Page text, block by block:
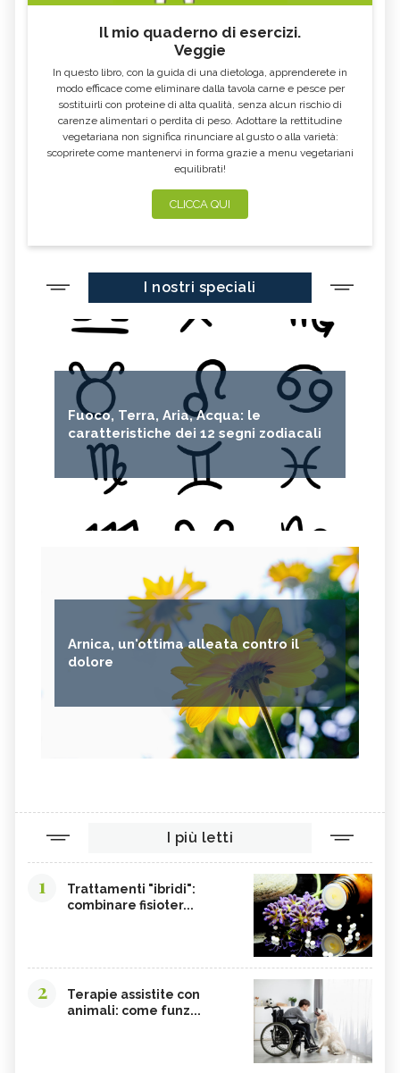
Il mio quaderno di esercizi.
Veggie
In questo libro, con la guida di una dietologa, apprenderete in
modo efficace come eliminare dalla tavola carne e pesce per
sostituirli con proteine di alta qualità, senza alcun rischio di
carenze alimentari o perdita di peso. Adottare la rettitudine
vegetariana non significa rinunciare al gusto o alla varietà:
scoprirete come mantenervi in forma grazie a menu vegetariani
equilibrati!
CLICCA QUI
I nostri speciali
Fuoco, Terra, Aria, Acqua: le
caratteristiche dei 12 segni zodiacali
Arnica, un'ottima alleata contro il
dolore
I più letti
1
Trattamenti "ibridi":
combinare fisioter...
2
Terapie assistite con
animali: come funz...